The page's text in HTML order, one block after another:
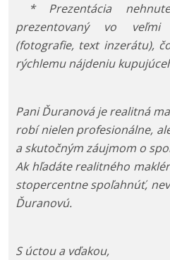
* Prezentácia
prezentovaný vo veľmi
(fotografie, text inzerátu),
rýchlemu nájdeniu
Pani Ďuranová je realitná
robí nielen profesionálne,
a skutočným záujmom o
Ak hľadáte realitného
stopercentne spoľahnúť,
Ďuranovú.
S úctou a vďakou,